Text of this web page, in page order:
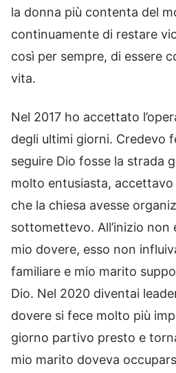
la donna più contenta del
continuamente di restare
così per sempre, di essere
vita.
Nel 2017 ho accettato
degli ultimi giorni. Credevo
seguire Dio fosse la strada
molto entusiasta,
che la chiesa avesse
sottomettevo. All’inizio non
mio dovere, esso non
familiare e mio marito
Dio. Nel 2020 diventai
dovere si fece molto più
giorno partivo presto e
mio marito doveva